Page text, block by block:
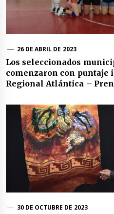
26 DE ABRIL DE 2023
Los seleccionados
comenzaron con puntaje
Regional Atlántica –
30 DE OCTUBRE DE 2023